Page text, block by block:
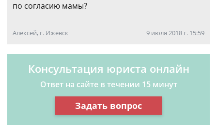
по согласию мамы?
Алексей, г. Ижевск 9 июля 2018 г. 15:59
Консультация юриста онлайн
Ответ на сайте в течении 15 минут
Задать вопрос